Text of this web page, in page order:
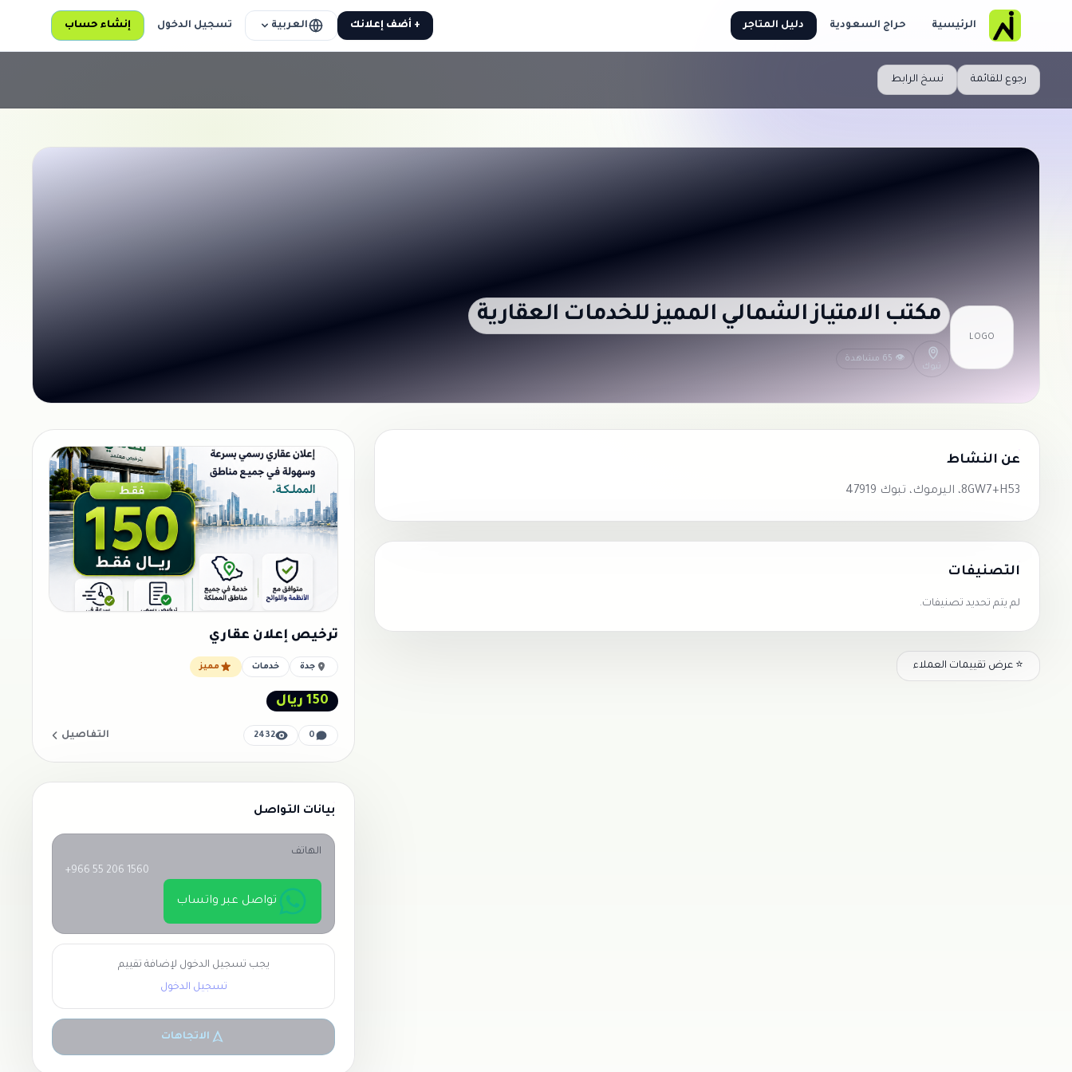
الرئيسية حراج السعودية دليل المتاجر + أضف إعلانك العربية تسجيل الدخول إنشاء حساب
رجوع للقائمة نسخ الرابط
LOGO
مكتب الامتياز الشمالي المميز للخدمات العقارية
تبوك
👁 65 مشاهدة
عن النشاط
8GW7+H53، اليرموك، تبوك 47919
التصنيفات
لم يتم تحديد تصنيفات.
⭐ عرض تقييمات العملاء
ترخيص إعلان عقاري
جدة خدمات مميز
150 ريال
0
2432 التفاصيل
بيانات التواصل
الهاتف
+966 55 206 1560
تواصل عبر واتساب
يجب تسجيل الدخول لإضافة تقييم
تسجيل الدخول
الاتجاهات